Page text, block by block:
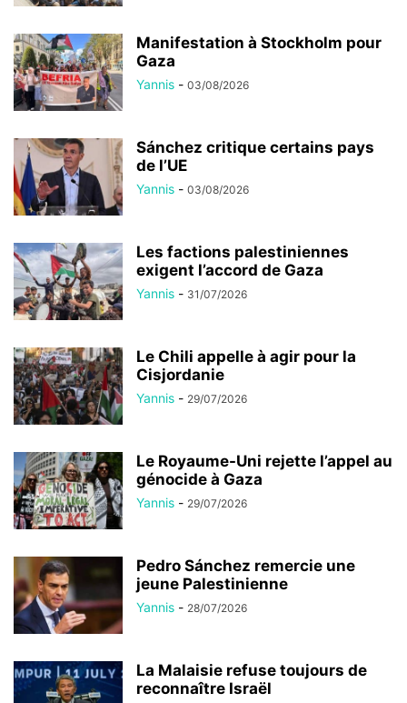
Manifestation à Stockholm pour
Gaza
Yannis - 03/08/2026
Sánchez critique certains pays
de l’UE
Yannis - 03/08/2026
Les factions palestiniennes
exigent l’accord de Gaza
Yannis - 31/07/2026
Le Chili appelle à agir pour la
Cisjordanie
Yannis - 29/07/2026
Le Royaume-Uni rejette l’appel au
génocide à Gaza
Yannis - 29/07/2026
Pedro Sánchez remercie une
jeune Palestinienne
Yannis - 28/07/2026
La Malaisie refuse toujours de
reconnaître Israël